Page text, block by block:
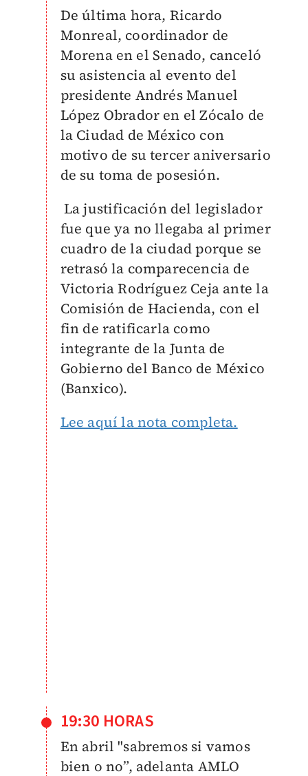
De última hora, Ricardo
Monreal, coordinador de
Morena en el Senado, canceló
su asistencia al evento del
presidente Andrés Manuel
López Obrador en el Zócalo de
la Ciudad de México con
motivo de su tercer aniversario
de su toma de posesión.
La justificación del legislador
fue que ya no llegaba al primer
cuadro de la ciudad porque se
retrasó la comparecencia de
Victoria Rodríguez Ceja ante la
Comisión de Hacienda, con el
fin de ratificarla como
integrante de la Junta de
Gobierno del Banco de México
(Banxico).
Lee aquí la nota completa.
19:30 HORAS
En abril "sabremos si vamos
bien o no”, adelanta AMLO